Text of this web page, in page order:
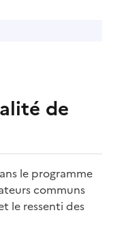
de
le programme
communs
le ressenti des